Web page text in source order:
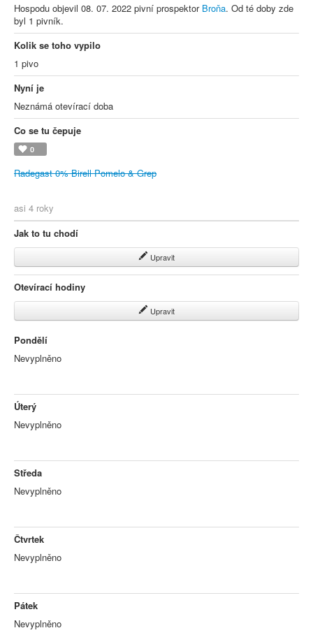
Hospodu objevil 08. 07. 2022 pivní prospektor Broňa. Od té doby zde
byl 1 pivník.
Kolik se toho vypilo
1 pivo
Nyní je
Neznámá otevírací doba
Co se tu čepuje
0
Radegast 0% Birell Pomelo & Grep
asi 4 roky
Jak to tu chodí
Upravit
Otevírací hodiny
Upravit
Pondělí
Nevyplněno
Úterý
Nevyplněno
Středa
Nevyplněno
Čtvrtek
Nevyplněno
Pátek
Nevyplněno